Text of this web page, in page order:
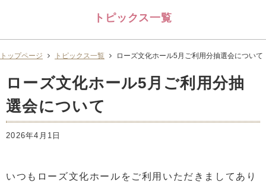
トピックス一覧
トップページ トピックス一覧 ローズ文化ホール5月ご利用分抽選会について
ローズ文化ホール5月ご利用分抽
選会について
2026年4月1日
いつもローズ文化ホールをご利用いただきましてあり